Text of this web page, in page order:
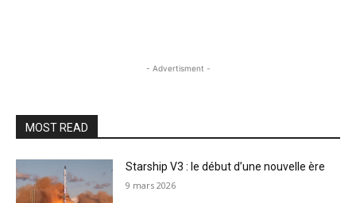
- Advertisment -
MOST READ
Starship V3 : le début d’une nouvelle ère
9 mars 2026